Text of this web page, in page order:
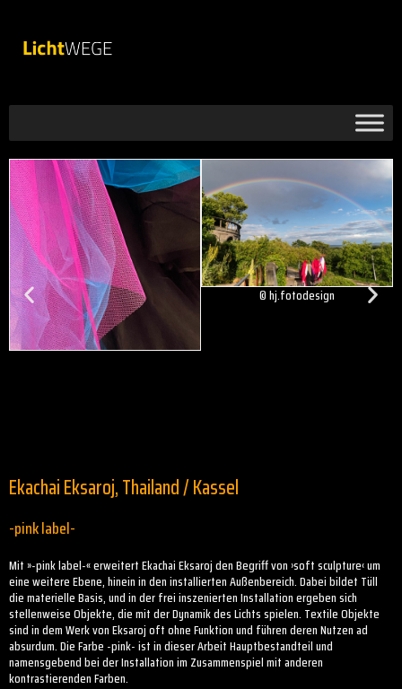
© hj.fotodesign
Ekachai Eksaroj, Thailand / Kassel
-pink label-
Mit »-pink label-« erweitert Ekachai Eksaroj den Begriff von ›soft sculpture‹ um
eine weitere Ebene, hinein in den installierten Außenbereich. Dabei bildet Tüll
die materielle Basis, und in der frei inszenierten Installation ergeben sich
stellenweise Objekte, die mit der Dynamik des Lichts spielen. Textile Objekte
sind in dem Werk von Eksaroj oft ohne Funktion und führen deren Nutzen ad
absurdum. Die Farbe -pink- ist in dieser Arbeit Hauptbestandteil und
namensgebend bei der Installation im Zusammenspiel mit anderen
kontrastierenden Farben.